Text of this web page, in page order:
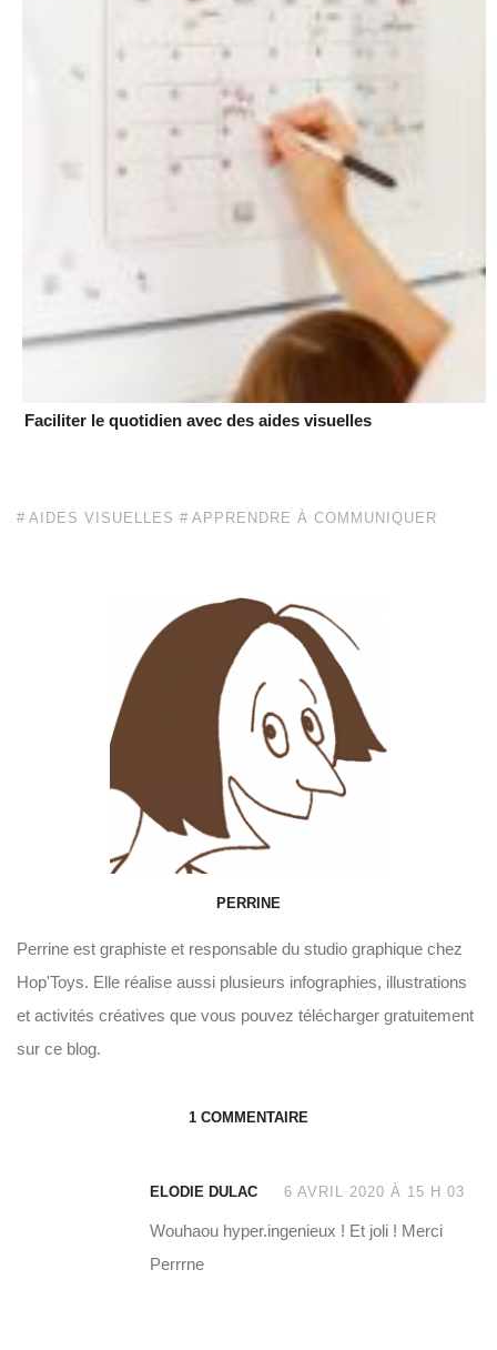
Faciliter le quotidien avec des aides visuelles
AIDES VISUELLES APPRENDRE À COMMUNIQUER
PERRINE
Perrine est graphiste et responsable du studio graphique chez
Hop'Toys. Elle réalise aussi plusieurs infographies, illustrations
et activités créatives que vous pouvez télécharger gratuitement
sur ce blog.
1 COMMENTAIRE
ELODIE DULAC 6 AVRIL 2020 À 15 H 03
Wouhaou hyper.ingenieux ! Et joli ! Merci
Perrrne